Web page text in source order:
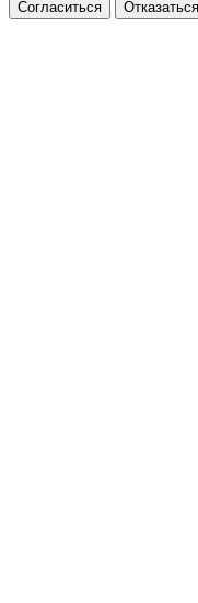
Согласиться Отказаться